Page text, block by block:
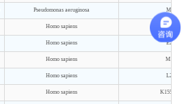
Pseudomonas aeruginosa M1-
Homo sapiens Q18-
Homo sapiens E2-
Homo sapiens M1-
Homo sapiens L2-
Homo sapiens K1554-